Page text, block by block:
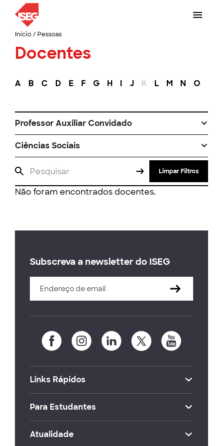
Início/ Pessoas
Docentes
A B C D E F G H I J K L M N O
Professor Auxiliar Convidado
Ciências Sociais
Limpar Filtros
Não foram encontrados docentes.
Subscreva a newsletter do ISEG
Links Rápidos
Para Estudantes
Atualidade